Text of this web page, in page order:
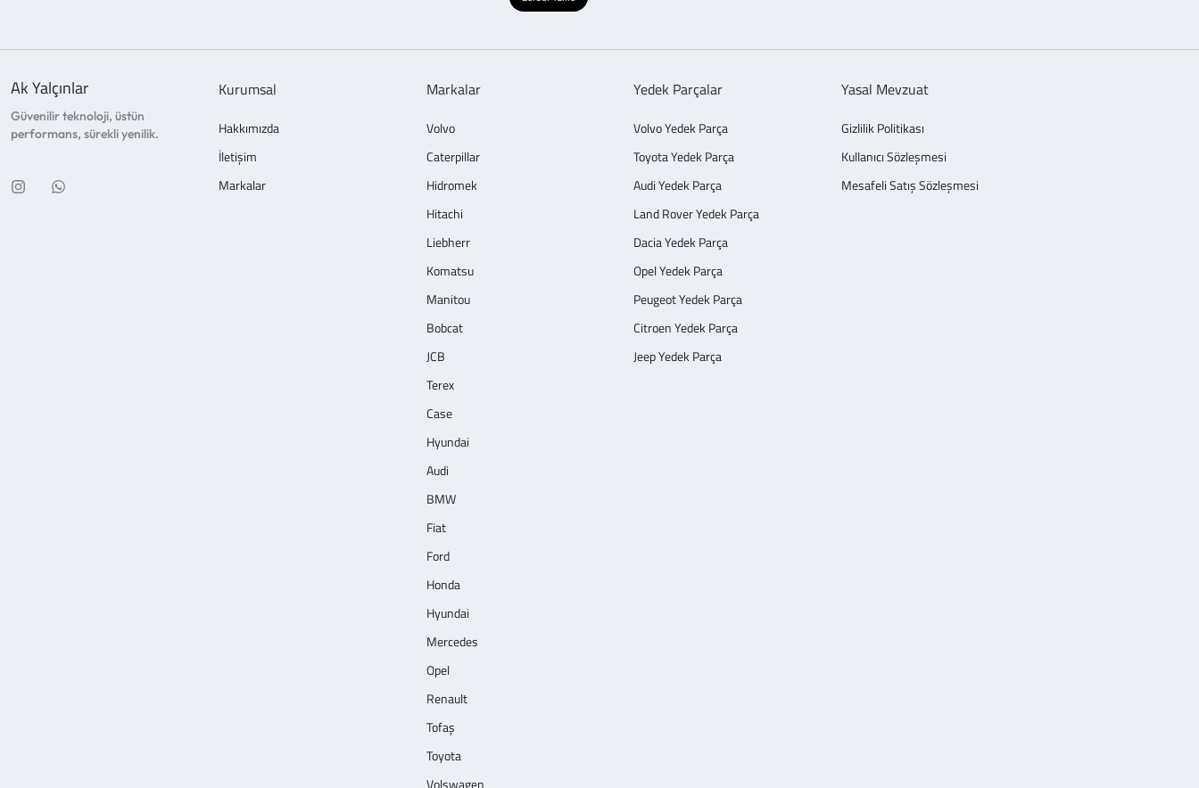
Ak Yalçınlar
Güvenilir teknoloji, üstün
performans, sürekli yenilik.
Kurumsal
Hakkımızda
İletişim
Markalar
Markalar
Volvo
Caterpillar
Hidromek
Hitachi
Liebherr
Komatsu
Manitou
Bobcat
JCB
Terex
Case
Hyundai
Audi
BMW
Fiat
Ford
Honda
Hyundai
Mercedes
Opel
Renault
Tofaş
Toyota
Volswagen
Yedek Parçalar
Volvo Yedek Parça
Toyota Yedek Parça
Audi Yedek Parça
Land Rover Yedek Parça
Dacia Yedek Parça
Opel Yedek Parça
Peugeot Yedek Parça
Citroen Yedek Parça
Jeep Yedek Parça
Yasal Mevzuat
Gizlilik Politikası
Kullanıcı Sözleşmesi
Mesafeli Satış Sözleşmesi